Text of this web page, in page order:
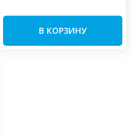
В КОРЗИНУ